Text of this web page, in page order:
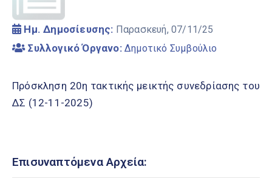
Ημ. Δημοσίευσης: Παρασκευή, 07/11/25
Συλλογικό Όργανο:Δημοτικό Συμβούλιο
Πρόσκληση 20η τακτικής μεικτής συνεδρίασης του
ΔΣ (12-11-2025)
Επισυναπτόμενα Αρχεία: